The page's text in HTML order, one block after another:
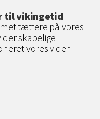
til vikingetid
tættere på vores
vores viden